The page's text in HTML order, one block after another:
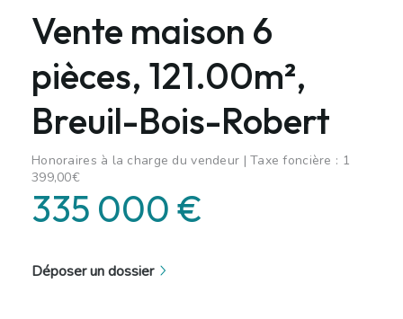
Vente maison 6
pièces, 121.00m²,
Breuil-Bois-Robert
Honoraires à la charge du vendeur | Taxe foncière : 1
399,00€
335 000 €
Déposer un dossier